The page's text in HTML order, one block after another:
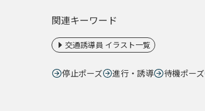
関連キーワード
交通誘導員 イラスト一覧
停止ポーズ 進行・誘導 待機ポーズ